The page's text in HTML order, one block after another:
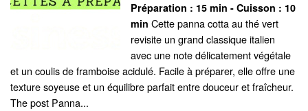
Préparation : 15 min - Cuisson : 10
min Cette panna cotta au thé vert
revisite un grand classique italien
avec une note délicatement végétale
et un coulis de framboise acidulé. Facile à préparer, elle offre une
texture soyeuse et un équilibre parfait entre douceur et fraîcheur.
The post Panna...